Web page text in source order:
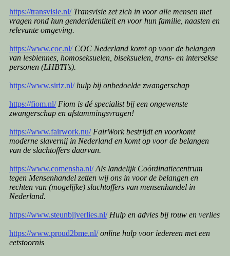
https://transvisie.nl/ Transvisie zet zich in voor alle mensen met
vragen rond hun genderidentiteit en voor hun familie, naasten en
relevante omgeving.
https://www.coc.nl/ COC Nederland komt op voor de belangen
van lesbiennes, homoseksuelen, biseksuelen, trans- en intersekse
personen (LHBTI’s).
https://www.siriz.nl/ hulp bij onbedoelde zwangerschap
https://fiom.nl/ Fiom is dé specialist bij een ongewenste
zwangerschap en afstammingsvragen!
https://www.fairwork.nu/ FairWork bestrijdt en voorkomt
moderne slavernij in Nederland en komt op voor de belangen
van de slachtoffers daarvan.
https://www.comensha.nl/Als landelijk Coördinatiecentrum
tegen Mensenhandel zetten wij ons in voor de belangen en
rechten van (mogelijke) slachtoffers van mensenhandel in
Nederland.
https://www.steunbijverlies.nl/Hulp en advies bij rouw en verlies
https://www.proud2bme.nl/ online hulp voor iedereen met een
eetstoornis